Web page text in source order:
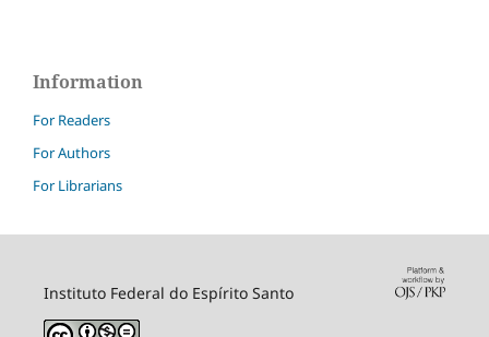
Information
For Readers
For Authors
For Librarians
Instituto Federal do Espírito Santo